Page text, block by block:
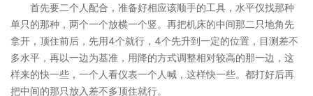
首先要二个人配合，准备好相应该顺手的工具，水平仪找那种
单只的那种，两个一个放横一个竖。再把机床的中间那二只地角先
拿开，顶住前后，先用4个就行，4个先升到一定的位置，目测差不
多水平，再以一边为基准，用降的方式调整相对较高的那一边，这
样来的快一些，一个人看仪表一个人喊，这样快一些。都打好后再
把中间的那只放入差不多顶住就行。